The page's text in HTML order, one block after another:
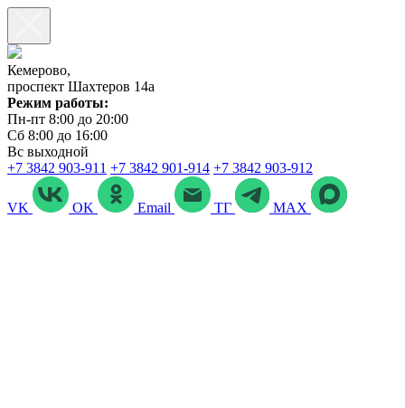
Кемерово,
проспект Шахтеров 14а
Режим работы:
Пн-пт 8:00 до 20:00
Сб 8:00 до 16:00
Вс выходной
+7 3842 903‑911 +7 3842 901‑914 +7 3842 903-912
VK OK Email ТГ MAX